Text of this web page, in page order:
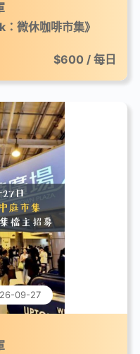
微休咖啡市集》
$600 / 每日
09-27